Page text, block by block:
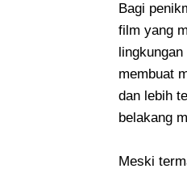
Bagi
film yang
membuat
dan lebih
belakang
Meski